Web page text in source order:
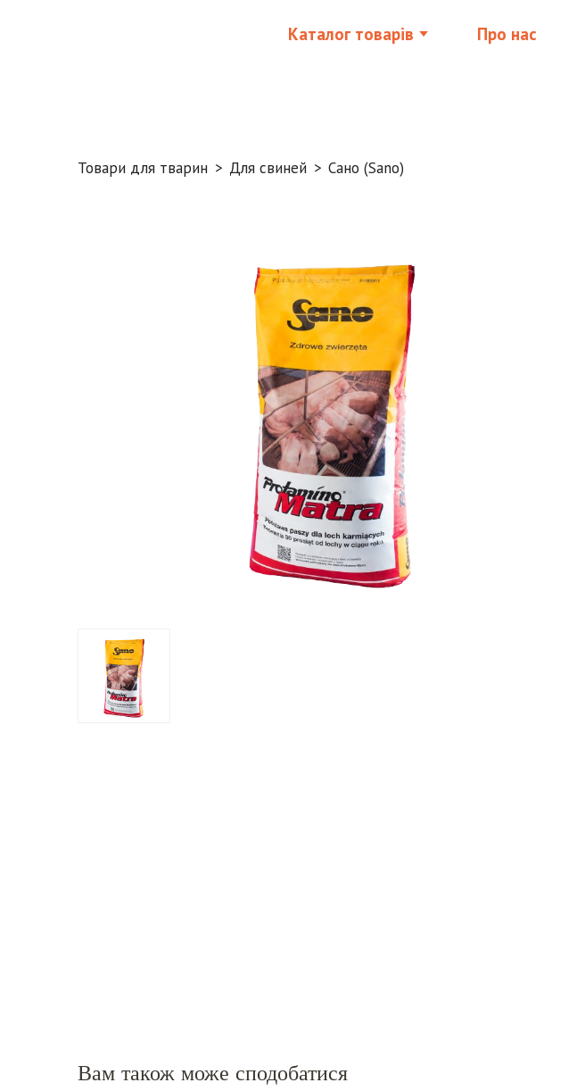
Каталог товарів Про нас
Товари для тварин Для свиней Сано (Sano)
Вам також може сподобатися